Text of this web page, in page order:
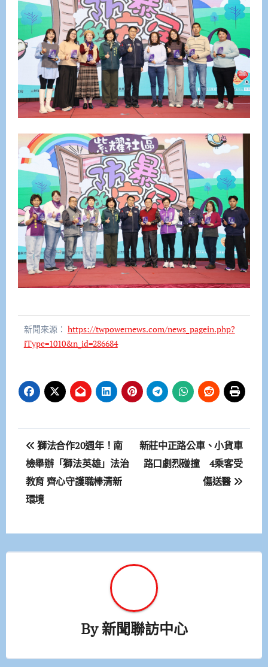
新聞來源： https://twpowernews.com/news_pagein.php?
iType=1010&n_id=286684
文
章
導
獅法合作20週年！南
檢舉辦「獅法英雄」法治
教育 齊心守護職棒清新
環境
新莊中正路公車、小貨車
路口劇烈碰撞 4乘客受
傷送醫
By新聞聯訪中心